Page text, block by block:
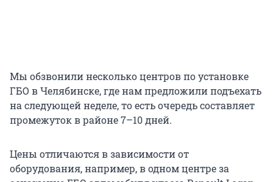
Мы обзвонили несколько центров по установке
ГБО в Челябинске, где нам предложили подъехать
на следующей неделе, то есть очередь составляет
промежуток в районе 7–10 дней.
Цены отличаются в зависимости от
оборудования, например, в одном центре за